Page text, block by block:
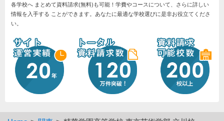
各学校へ まとめて資料請求(無料)も可能！学費やコースについて、さらに詳しい
情報を入手する ことができます。あなたに最適な学校選びに是非お役立てくださ
い。